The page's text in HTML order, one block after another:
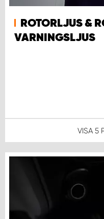
ROTORLJUS &
VARNINGSLJUS
VISA 5